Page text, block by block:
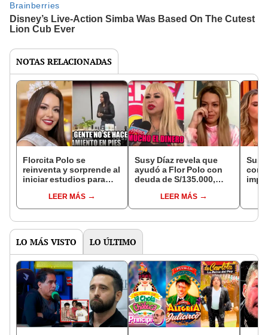
NOTAS RELACIONADAS
Florcita Polo se
reinventa y sorprende al
iniciar estudios para
podóloga : “Yo aprendo
al toque”
LEER MÁS
Susy Díaz revela que
ayudó a Flor Polo con
deuda de S/135.000,
endeudarse: “Que
trabaje”
LEER MÁS
tus
LO MÁS VISTO LO ÚLTIMO